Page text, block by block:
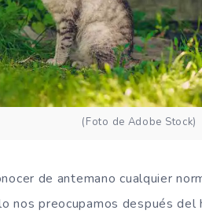
(Foto de Adobe Stock)
de antemano cualquier
nos preocupamos después del